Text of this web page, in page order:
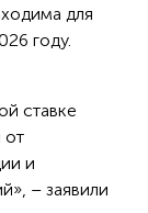
для
году.
ставке
от
и
– заявили